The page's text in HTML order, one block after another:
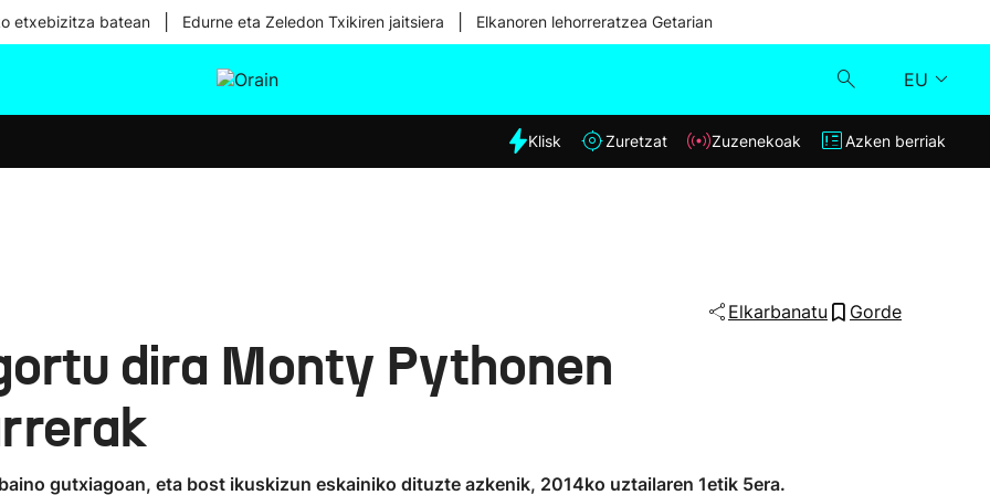
etxebizitza batean Edurne eta Zeledon Txikiren jaitsiera Elkanoren lehorreratzea Getarian
EU
Eguraldia
Klisk
Klisk Zuretzat Zuzenekoak Azken berriak
Elkarbanatu Gorde
dira Monty Pythonen
gutxiagoan, eta bost ikuskizun eskainiko dituzte azkenik, 2014ko uztailaren 1etik 5era.